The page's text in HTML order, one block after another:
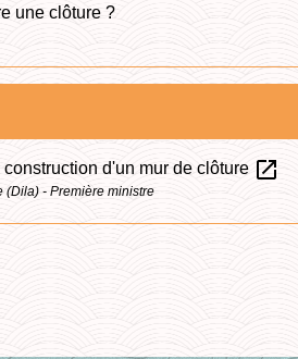
une clôture ?
d'un mur de clôture open_in_new
(Dila) - Première ministre